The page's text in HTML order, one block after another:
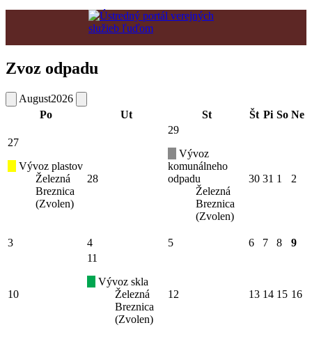
Zvoz odpadu
August2026
Po
Ut St Št Pi So Ne
27
Vývoz plastov
Železná
Breznica
(Zvolen)
28
29
Vývoz
komunálneho
odpadu
Železná
Breznica
(Zvolen)
30 31 1 2
3 4 5 6 7 8 9
10
11
Vývoz skla
Železná
Breznica
(Zvolen)
12 13 14 15 16